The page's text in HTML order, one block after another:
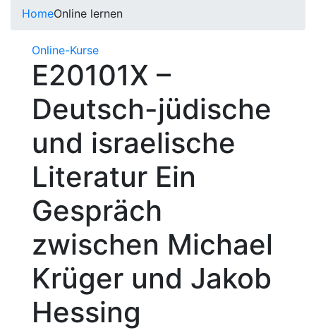
HomeOnline lernen
Online-Kurse
E20101X –
Deutsch-jüdische
und israelische
Literatur Ein
Gespräch
zwischen Michael
Krüger und Jakob
Hessing